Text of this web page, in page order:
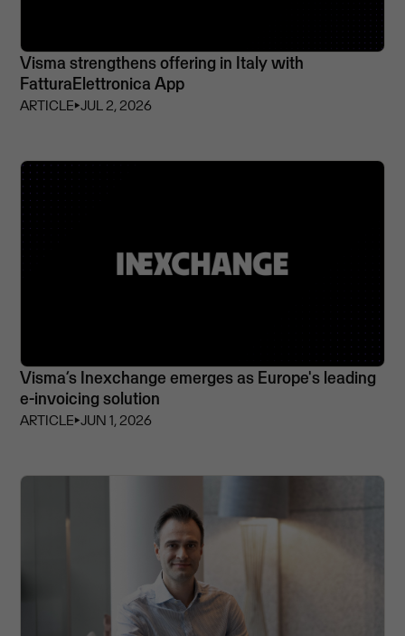
Visma strengthens offering in Italy with
FatturaElettronica App
ARTICLE⏵JUL 2, 2026
Visma’s Inexchange emerges as Europe's leading
e-invoicing solution
ARTICLE⏵JUN 1, 2026